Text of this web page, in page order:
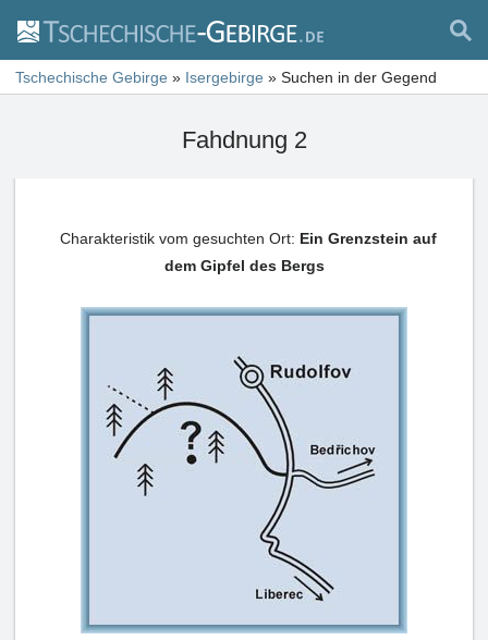
Tschechische Gebirge » Isergebirge » Suchen in der Gegend
Fahdnung 2
Charakteristik vom gesuchten Ort: Ein Grenzstein auf
dem Gipfel des Bergs